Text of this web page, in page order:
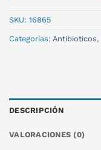
SKU: 16865
Categorías: Antibioticos,
DESCRIPCIÓN
VALORACIONES (0)